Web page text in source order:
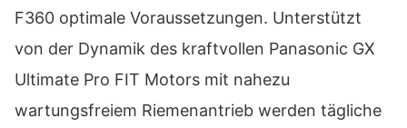
F360 optimale Voraussetzungen. Unterstützt
von der Dynamik des kraftvollen Panasonic GX
Ultimate Pro FIT Motors mit nahezu
wartungsfreiem Riemenantrieb werden tägliche